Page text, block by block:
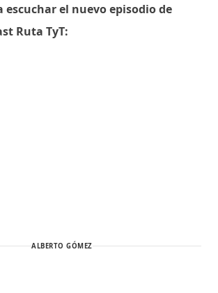
escuchar el nuevo episodio de
Ruta TyT:
ALBERTO GÓMEZ